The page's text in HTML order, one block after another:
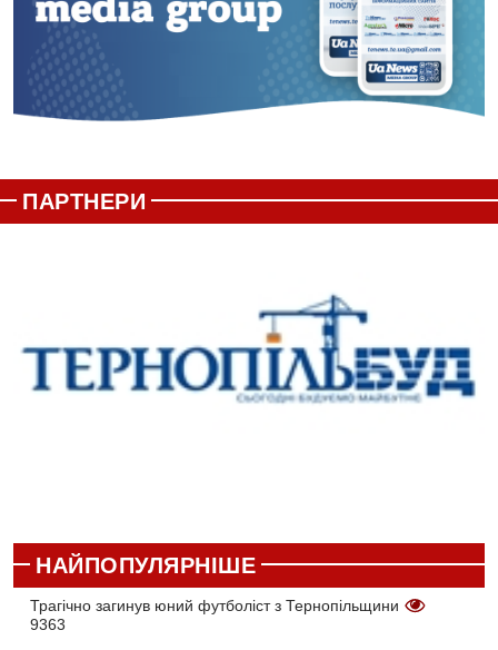
ПАРТНЕРИ
НАЙПОПУЛЯРНІШЕ
Трагічно загинув юний футболіст з Тернопільщини
9363